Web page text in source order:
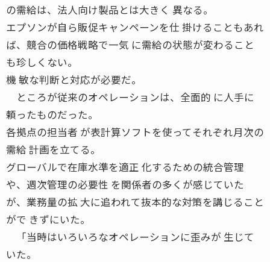
の需給は、法人向け製品とは大きく 異なる。
エプソンが自ら販促キャンペーンを仕 掛けることもあれ
ば、競合の価格戦略で一気 に需給の状態が変わること
も珍しくない。
機 敏な判断と対応が必要だ。
ところが従来のオペレーションは、全面的 に人手に
頼ったものだった。
各拠点の担当者 が表計算ソフトを使ってそれぞれ月次の
需給 計画を立てる。
グローバルで在庫水準を適正 化するための統合管理
や、週次管理の必要性 を関係者の多くが感じていた
が、業務量の拡 大に追われて抜本的な対策を講じること
がで きずにいた。
「当時はいろいろなオペレーションに歪みが 生じて
いた。